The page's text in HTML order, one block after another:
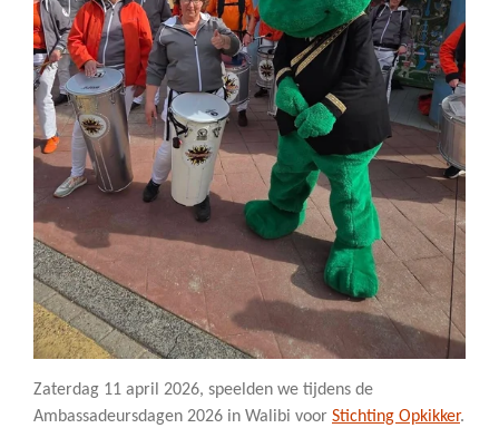
Zaterdag 11 april 2026, speelden we tijdens de
Ambassadeursdagen 2026 in Walibi voor Stichting Opkikker.